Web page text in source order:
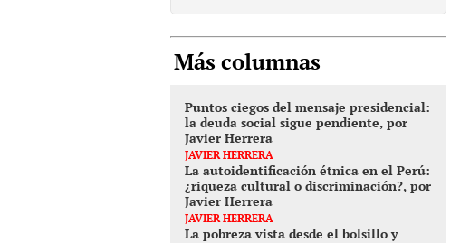
Más columnas
Puntos ciegos del mensaje presidencial:
la deuda social sigue pendiente, por
Javier Herrera
JAVIER HERRERA
La autoidentificación étnica en el Perú:
¿riqueza cultural o discriminación?, por
Javier Herrera
JAVIER HERRERA
La pobreza vista desde el bolsillo y